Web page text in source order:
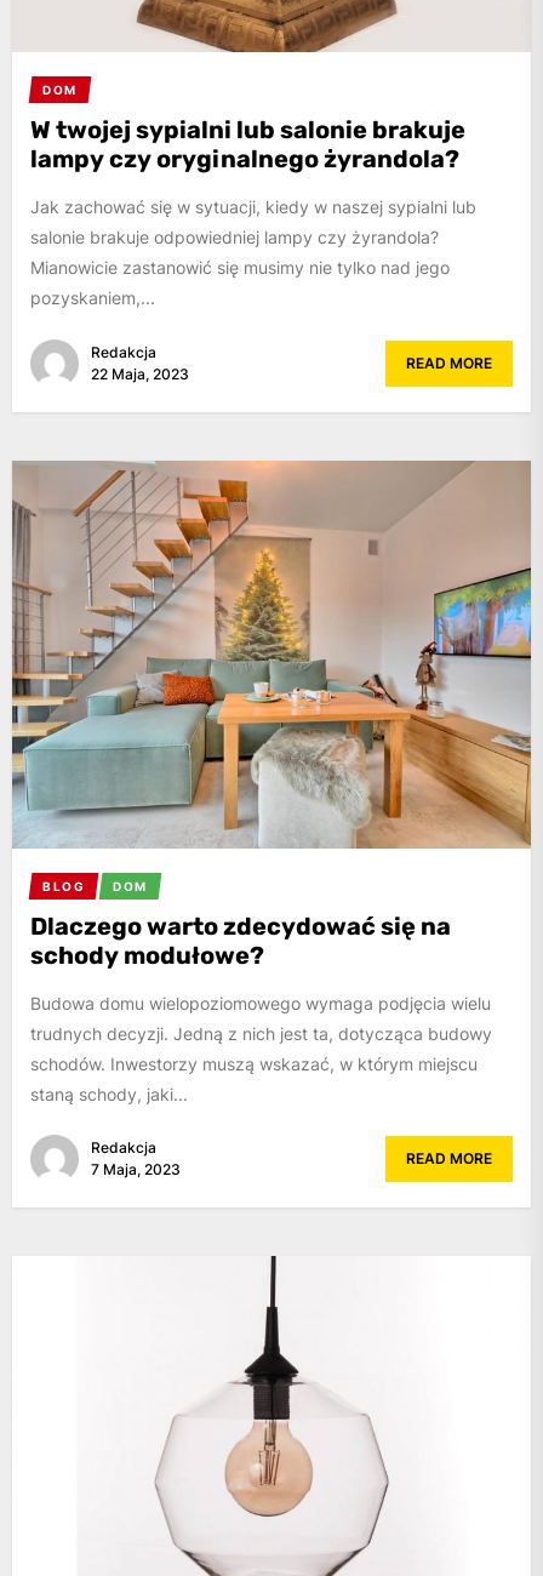
DOM
W twojej sypialni lub salonie brakuje
lampy czy oryginalnego żyrandola?
Jak zachować się w sytuacji, kiedy w naszej sypialni lub
salonie brakuje odpowiedniej lampy czy żyrandola?
Mianowicie zastanowić się musimy nie tylko nad jego
pozyskaniem,...
Redakcja
22 Maja, 2023
READ MORE
BLOG DOM
Dlaczego warto zdecydować się na
schody modułowe?
Budowa domu wielopoziomowego wymaga podjęcia wielu
trudnych decyzji. Jedną z nich jest ta, dotycząca budowy
schodów. Inwestorzy muszą wskazać, w którym miejscu
staną schody, jaki...
Redakcja
7 Maja, 2023
READ MORE